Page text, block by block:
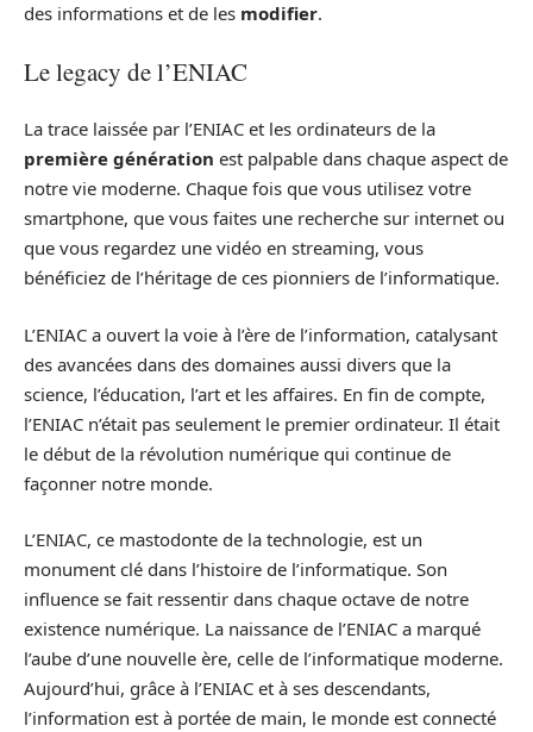
des informations et de les modifier.
Le legacy de l’ENIAC
La trace laissée par l’ENIAC et les ordinateurs de la
première génération est palpable dans chaque aspect de
notre vie moderne. Chaque fois que vous utilisez votre
smartphone, que vous faites une recherche sur internet ou
que vous regardez une vidéo en streaming, vous
bénéficiez de l’héritage de ces pionniers de l’informatique.
L’ENIAC a ouvert la voie à l’ère de l’information, catalysant
des avancées dans des domaines aussi divers que la
science, l’éducation, l’art et les affaires. En fin de compte,
l’ENIAC n’était pas seulement le premier ordinateur. Il était
le début de la révolution numérique qui continue de
façonner notre monde.
L’ENIAC, ce mastodonte de la technologie, est un
monument clé dans l’histoire de l’informatique. Son
influence se fait ressentir dans chaque octave de notre
existence numérique. La naissance de l’ENIAC a marqué
l’aube d’une nouvelle ère, celle de l’informatique moderne.
Aujourd’hui, grâce à l’ENIAC et à ses descendants,
l’information est à portée de main, le monde est connecté